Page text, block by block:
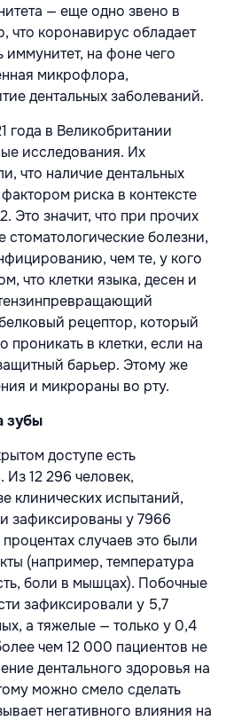
— еще одно звено в
что коронавирус обладает
иммунитет, на фоне чего
микрофлора,
дентальных заболеваний.
года в Великобритании
исследования. Их
что наличие дентальных
риска в контексте
Это значит, что при прочих
болезни,
чем те, у кого
что клетки языка, десен и
рецептор, который
проникать в клетки, если на
барьер. Этому же
и микрораны во рту.
зубы
доступе есть
12 296 человек,
клинических испытаний,
зафиксированы у 7966
случаев это были
(например, температура
боли в мышцах). Побочные
зафиксировали у 5,7
а тяжелые — только у 0,4
чем 12 000 пациентов не
дентального здоровья на
можно смело сделать
негативного влияния на